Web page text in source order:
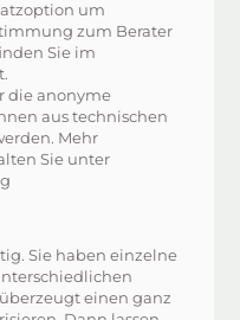
um
zum Berater
Sie im
die anonyme
aus technischen
Mehr
Sie unter
Sie haben einzelne
einen ganz